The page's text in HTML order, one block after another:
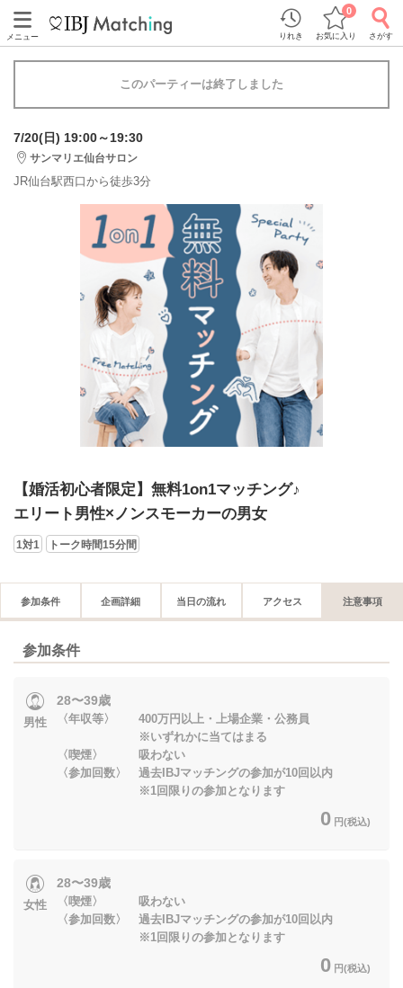
メニュー りれき お気に入り
0
さがす
このパーティーは終了しました
7/20(日) 19:00～19:30
サンマリエ仙台サロン
JR仙台駅西口から徒歩3分
【婚活初心者限定】無料1on1マッチング♪
エリート男性×ノンスモーカーの男女
1対1 トーク時間15分間
参加条件 企画詳細 当日の流れ アクセス 注意事項
参加条件
男性
28〜39歳
〈年収等〉 400万円以上・上場企業・公務員
※いずれかに当てはまる
〈喫煙〉 吸わない
〈参加回数〉 過去IBJマッチングの参加が10回以内
※1回限りの参加となります
0 円(税込)
女性
28〜39歳
〈喫煙〉 吸わない
〈参加回数〉 過去IBJマッチングの参加が10回以内
※1回限りの参加となります
0 円(税込)